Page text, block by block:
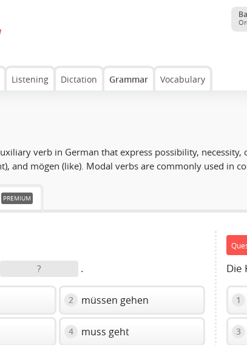
Listening Dictation Grammar Vocabulary
verb in German that express possibility,
and mögen (like). Modal verbs are commonly used in
PREMIUM
? .
2 müssen gehen
4 muss geht
Die
1
3